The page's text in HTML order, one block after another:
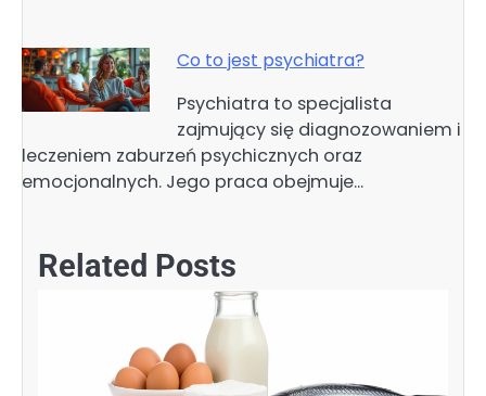
Co to jest psychiatra?
Psychiatra to specjalista
zajmujący się diagnozowaniem i
leczeniem zaburzeń psychicznych oraz
emocjonalnych. Jego praca obejmuje…
Related Posts